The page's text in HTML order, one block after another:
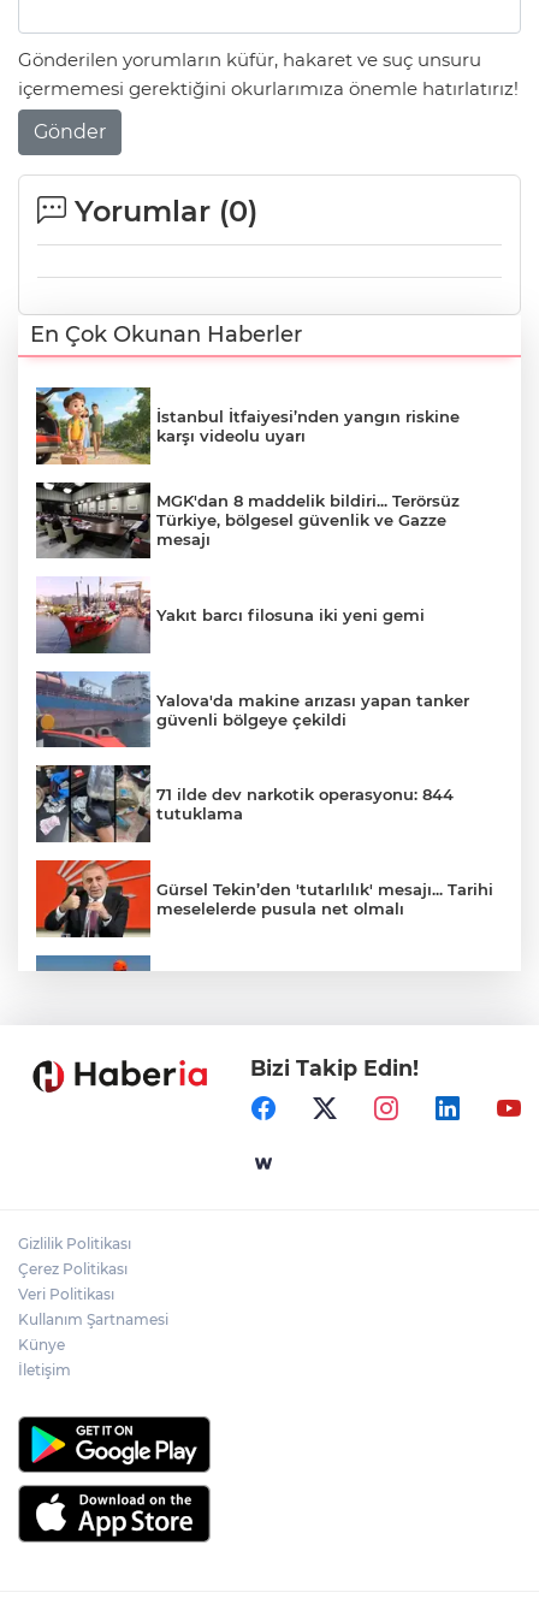
Gönderilen yorumların küfür, hakaret ve suç unsuru
içermemesi gerektiğini okurlarımıza önemle hatırlatırız!
Gönder
Yorumlar (0)
En Çok Okunan Haberler
İstanbul İtfaiyesi’nden yangın riskine
karşı videolu uyarı
MGK'dan 8 maddelik bildiri... Terörsüz
Türkiye, bölgesel güvenlik ve Gazze
mesajı
Yakıt barcı filosuna iki yeni gemi
Yalova'da makine arızası yapan tanker
güvenli bölgeye çekildi
71 ilde dev narkotik operasyonu: 844
tutuklama
Gürsel Tekin’den 'tutarlılık' mesajı... Tarihi
meselelerde pusula net olmalı
Samsun’da Alaçam'a yeni yaşam alanı
Yapay zekada onlarca uygulamanın
Bizi Takip Edin!
Gizlilik Politikası
Çerez Politikası
Veri Politikası
Kullanım Şartnamesi
Künye
İletişim